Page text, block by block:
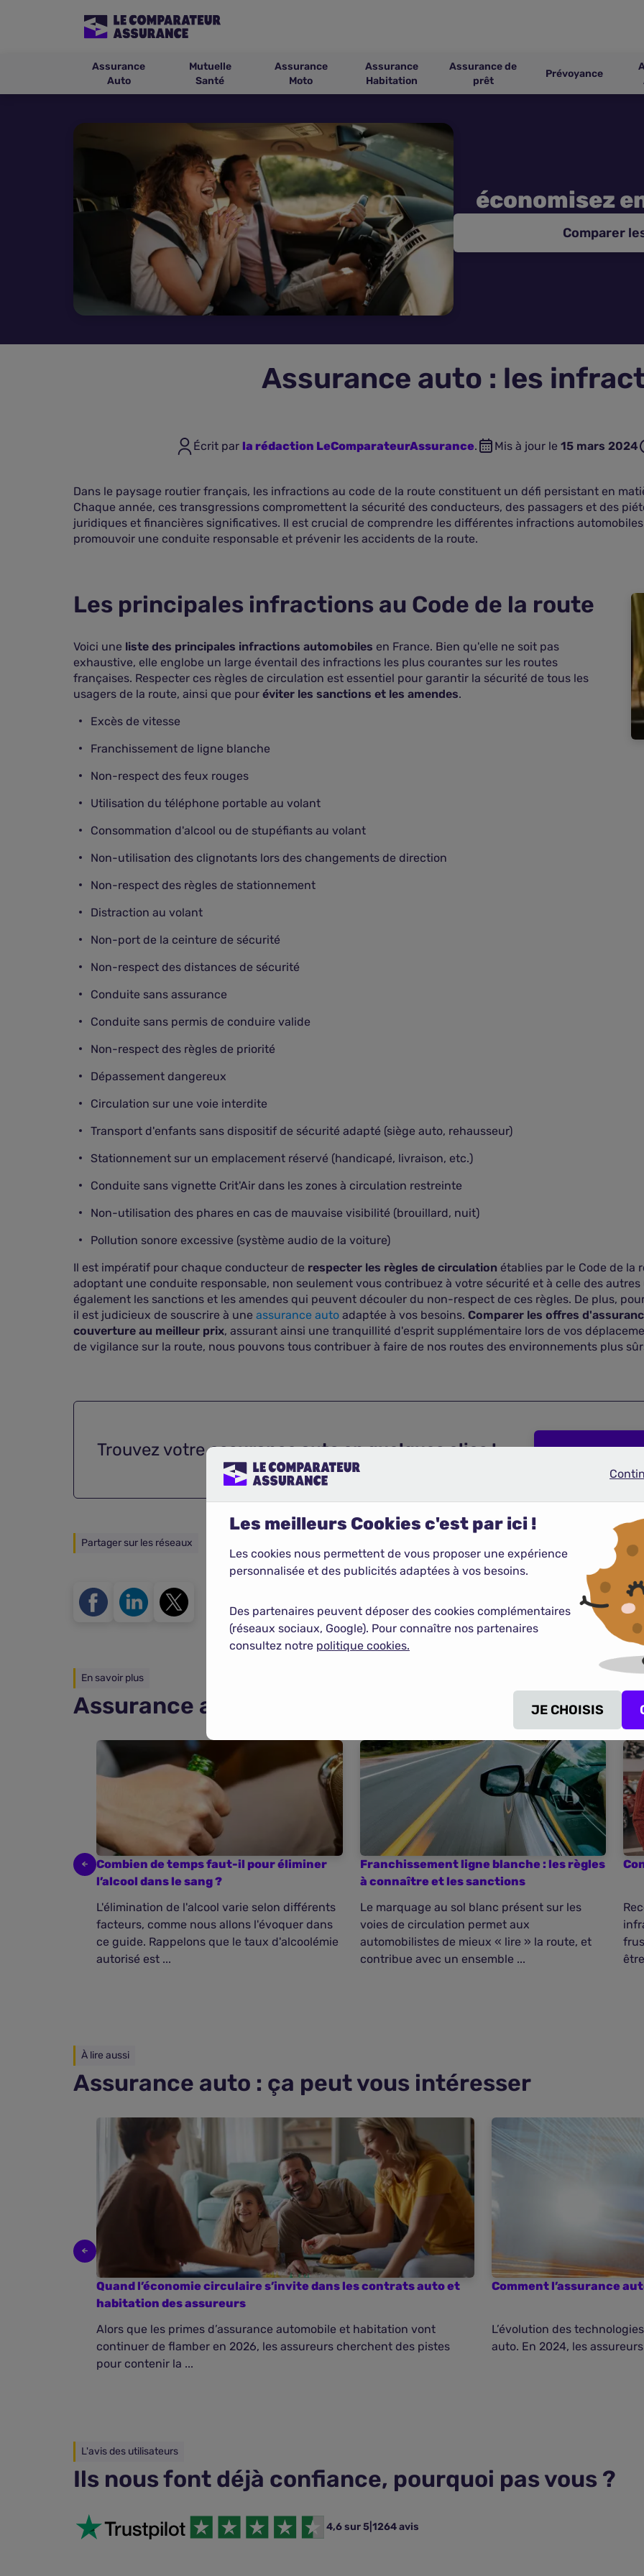
Assurance
Auto
Mutuelle
Santé
Assurance
Moto
Assurance
Habitation
Assurance de
prêt
Prévoyance
économisez
Comparer
Assurance auto : les
Écrit par la rédaction LeComparateurAssurance. Mis à jour le 15 mars 2024
Dans le paysage routier français, les infractions au code de la route constituent un défi persistant en
Chaque année, ces transgressions compromettent la sécurité des conducteurs, des passagers et des
juridiques et financières significatives. Il est crucial de comprendre les différentes infractions
promouvoir une conduite responsable et prévenir les accidents de la route.
Les principales infractions au Code de la route
Voici une liste des principales infractions automobiles en France. Bien qu'elle ne soit pas
exhaustive, elle englobe un large éventail des infractions les plus courantes sur les routes
françaises. Respecter ces règles de circulation est essentiel pour garantir la sécurité de tous les
usagers de la route, ainsi que pour éviter les sanctions et les amendes.
Excès de vitesse
Franchissement de ligne blanche
Non-respect des feux rouges
Utilisation du téléphone portable au volant
Consommation d'alcool ou de stupéfiants au volant
Non-utilisation des clignotants lors des changements de direction
Non-respect des règles de stationnement
Distraction au volant
Non-port de la ceinture de sécurité
Non-respect des distances de sécurité
Conduite sans assurance
Conduite sans permis de conduire valide
Non-respect des règles de priorité
Dépassement dangereux
Circulation sur une voie interdite
Transport d'enfants sans dispositif de sécurité adapté (siège auto, rehausseur)
Stationnement sur un emplacement réservé (handicapé, livraison, etc.)
Conduite sans vignette Crit'Air dans les zones à circulation restreinte
Non-utilisation des phares en cas de mauvaise visibilité (brouillard, nuit)
Pollution sonore excessive (système audio de la voiture)
Il est impératif pour chaque conducteur de respecter les règles de circulation établies par le Code de la
adoptant une conduite responsable, non seulement vous contribuez à votre sécurité et à celle des
également les sanctions et les amendes qui peuvent découler du non-respect de ces règles. De plus,
il est judicieux de souscrire à une assurance auto adaptée à vos besoins. Comparer les offres
couverture au meilleur prix, assurant ainsi une tranquillité d'esprit supplémentaire lors de vos
de vigilance sur la route, nous pouvons tous contribuer à faire de nos routes des environnements plus
Trouvez votreassurance auto en quelques clics !
Partager sur les réseaux
En savoir plus
Assurance auto : on vous dit tout
Combien de temps faut-il pour éliminer
l’alcool dans le sang ?
L'élimination de l'alcool varie selon différents
facteurs, comme nous allons l'évoquer dans
ce guide. Rappelons que le taux d'alcoolémie
autorisé est ...
Franchissement ligne blanche : les règles
à connaître et les sanctions
Le marquage au sol blanc présent sur les
voies de circulation permet aux
automobilistes de mieux « lire » la route, et
contribue avec un ensemble ...
À lire aussi
Assurance auto : ça peut vous intéresser
Quand l’économie circulaire s’invite dans les contrats auto et
habitation des assureurs
Alors que les primes d’assurance automobile et habitation vont
continuer de flamber en 2026, les assureurs cherchent des pistes
pour contenir la ...
Comment l’assurance
L’évolution des
auto. En 2024, les
L'avis des utilisateurs
Ils nous font déjà confiance, pourquoi pas vous ?
4,6 sur 5 1264 avis
Les meilleurs Cookies c'est par ici !
Les cookies nous permettent de vous proposer une expérience
personnalisée et des publicités adaptées à vos besoins.
Des partenaires peuvent déposer des cookies complémentaires
(réseaux sociaux, Google). Pour connaître nos partenaires
consultez notre politique cookies.
JE CHOISIS